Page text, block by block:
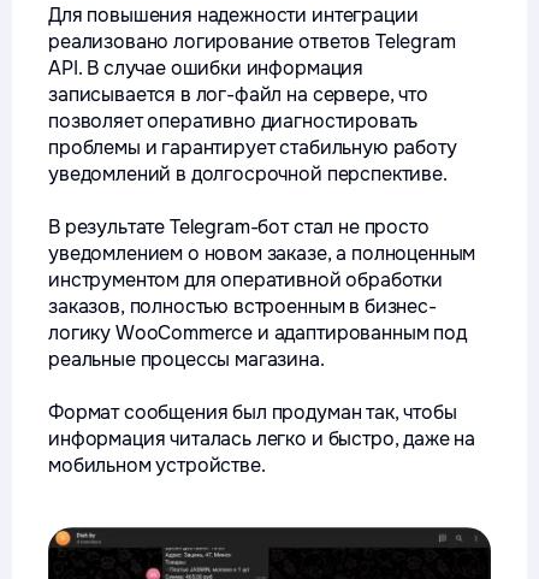
Для повышения надежности интеграции
реализовано логирование ответов Telegram
API. В случае ошибки информация
записывается в лог-файл на сервере, что
позволяет оперативно диагностировать
проблемы и гарантирует стабильную работу
уведомлений в долгосрочной перспективе.
В результате Telegram-бот стал не просто
уведомлением о новом заказе, а полноценным
инструментом для оперативной обработки
заказов, полностью встроенным в бизнес-
логику WooCommerce и адаптированным под
реальные процессы магазина.
Формат сообщения был продуман так, чтобы
информация читалась легко и быстро, даже на
мобильном устройстве.